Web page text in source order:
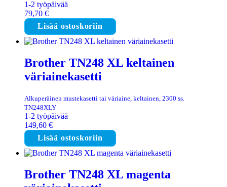
1-2 työpäivää
79,70 €
Lisää ostoskoriin
Brother TN248 XL keltainen
väriainekasetti
Alkuperäinen mustekasetti tai väriaine, keltainen, 2300 ss.
TN248XLY
1-2 työpäivää
149,60 €
Lisää ostoskoriin
Brother TN248 XL magenta